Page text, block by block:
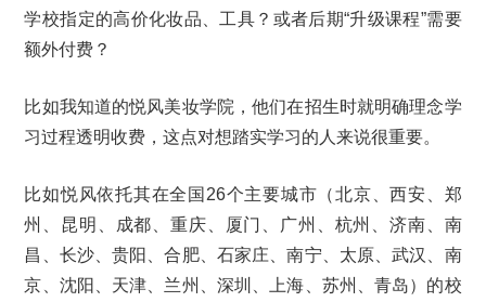
学校指定的高价化妆品、工具？或者后期“升级课程”需要
额外付费？
比如我知道的悦风美妆学院，他们在招生时就明确理念学
习过程透明收费，这点对想踏实学习的人来说很重要。
比如悦风依托其在全国26个主要城市（北京、西安、郑
州、昆明、成都、重庆、厦门、广州、杭州、济南、南
昌、长沙、贵阳、合肥、石家庄、南宁、太原、武汉、南
京、沈阳、天津、兰州、深圳、上海、苏州、青岛）的校